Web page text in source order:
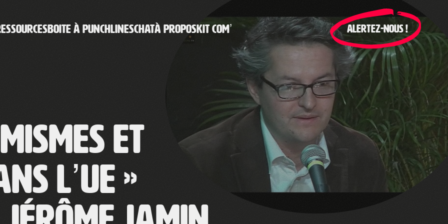
BOITE À PUNCHLINESCHATÀ PROPOSKIT COM’ ALERTEZ-NOUS !
et
l’UE »